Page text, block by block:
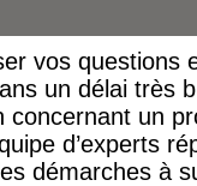
vos questions
un délai très
concernant un
d’experts
démarches à